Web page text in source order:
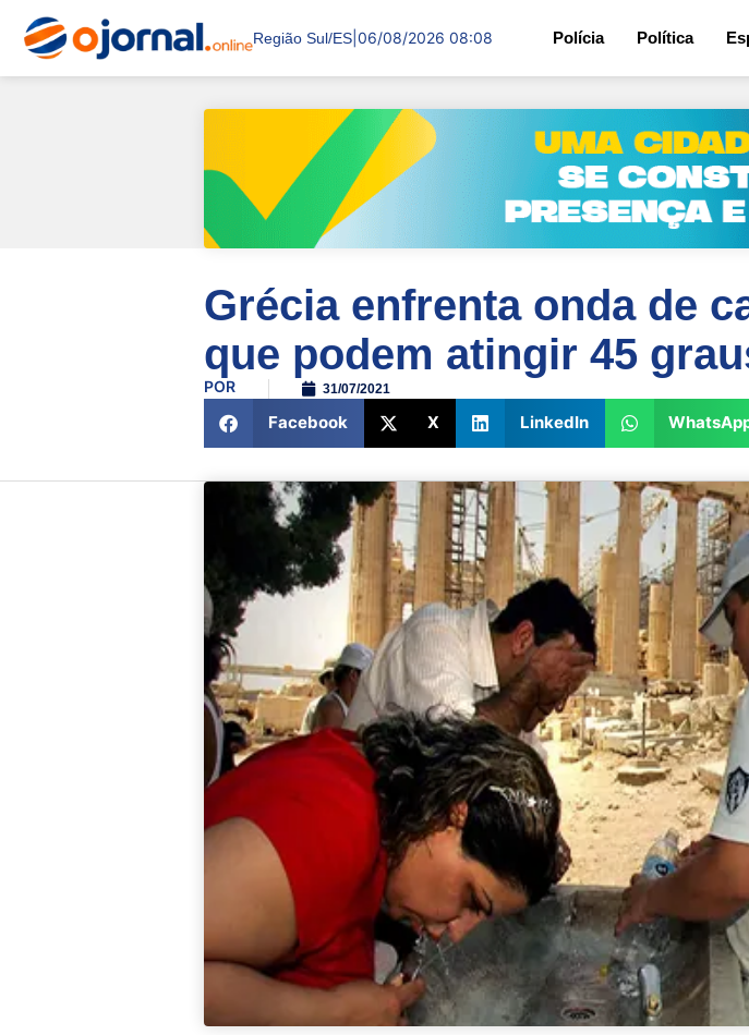
Região Sul/ES 06/08/2026 08:08 Polícia Política
Grécia enfrenta onda de
que podem atingir 45
POR 31/07/2021
Facebook X LinkedIn